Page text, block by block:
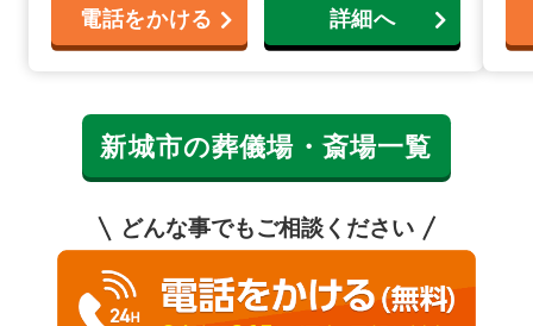
電話をかける 詳細へ
新城市の葬儀場・斎場一覧
どんな事でもご相談ください